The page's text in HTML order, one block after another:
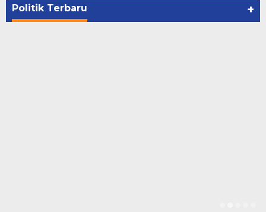
Politik Terbaru +
Di NASIONAL, POLITIK, REJANG LEBONG